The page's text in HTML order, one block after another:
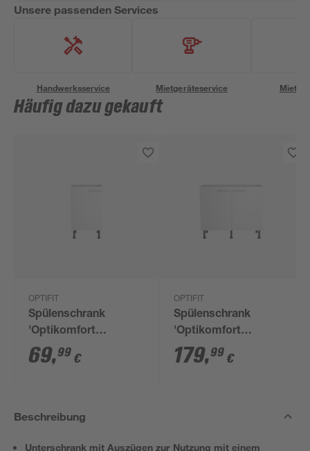
Unsere passenden Services
Handwerksservice Mietgeräteservice
Häufig dazu gekauft
OPTIFIT
Spülenschrank
'Optikomfort
Bengt932' weiß 50 x
87 x 58,4 cm
69,99 €
OPTIFIT
Spülenschrank
'Optikomfort
Bengt932' weiß 100 x
87 x 58,4 cm
179,99 €
Beschreibung
Unterschrank mit Auszügen zur Nutzung mit einem